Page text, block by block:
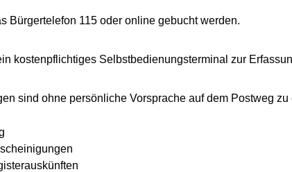
Bürgertelefon 115 oder online gebucht werden.
kostenpflichtiges Selbstbedienungsterminal zur
sind ohne persönliche Vorsprache auf dem Postweg zu